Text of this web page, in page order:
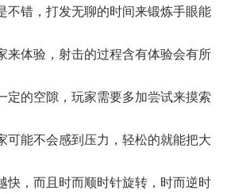
不错，打发无聊的时间来锻炼手眼能
来体验，射击的过程含有体验会有所
定的空隙，玩家需要多加尝试来摸索
可能不会感到压力，轻松的就能把大
快，而且时而顺时针旋转，时而逆时